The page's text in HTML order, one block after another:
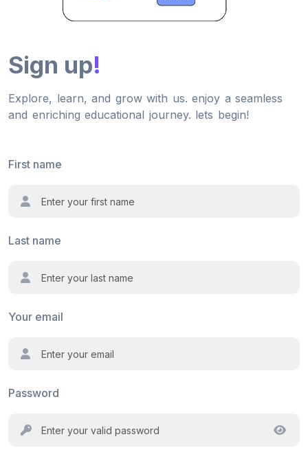
Sign up!
Explore, learn, and grow with us. enjoy a seamless
and enriching educational journey. lets begin!
First name
Last name
Your email
Password